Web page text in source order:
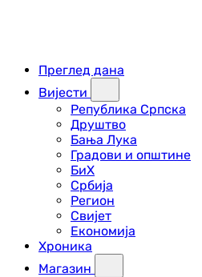
Преглед дана
Вијести
Република Српска
Друштво
Бања Лука
Градови и општине
БиХ
Србија
Регион
Свијет
Економија
Хроника
Магазин